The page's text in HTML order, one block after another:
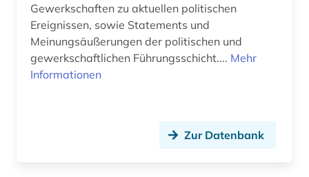
Slowakei (1)
Slowenien (1)
Gewerkschaften zu aktuellen politischen
Ereignissen, sowie Statements und
Meinungsäußerungen der politischen und
gewerkschaftlichen Führungsschicht.... Mehr
Informationen
Zur Datenbank